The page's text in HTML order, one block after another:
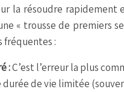
la résoudre rapidement
« trousse de premiers
fréquentes :
:C’est l’erreur la plus
de vie limitée